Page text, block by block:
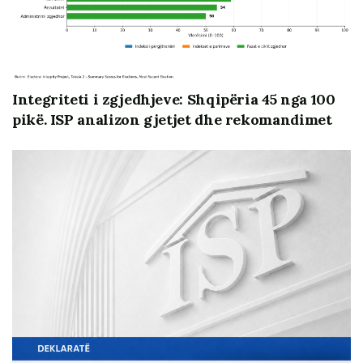
medias online
Raporti konfirmon se zgjedhjet kishin legjitimitet dhe
nuk arritën të jetësonin standardet që i nevojiten një
vendi kandidat për anëtarësim në BE. Reforma e
munguar zgjedhore është përgjegjës dypalëshe.
thelbin e tyre zgjedhjet e 14 majit 2023 ishin një
proces më shumë në modelet kritike të
tranzicionit, jo një proces që krijon ndarje nga
tranzicioni dhe kalim në një stad të ri.
E rëndësishme:
raportinuk duhet lexuar pro vs
politike. Ai nuk është dokument
për të
justifikuar dështimet dhe as për t’iu fshehur
përgjegjësive politike ose penale.Ai është
dokument që i adresohen të gjithë palëve,
institucioneve dhe aktorëve të përfshirë, – ku natyrisht
Integriteti i zgjedhjeve: Shqipëria 45 nga 100
pikë. ISP analizon gjetjet dhe rekomandimet